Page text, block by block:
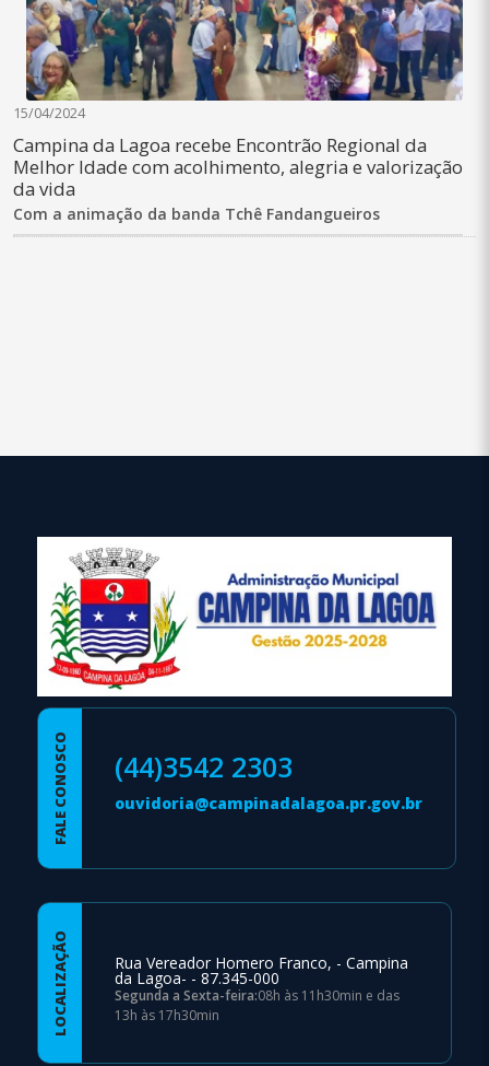
15/04/2024
Campina da Lagoa recebe Encontrão Regional da
Melhor Idade com acolhimento, alegria e valorização
da vida
Com a animação da banda Tchê Fandangueiros
FALE CONOSCO (44)3542 2303
ouvidoria@campinadalagoa.pr.gov.br
LOCALIZAÇÃO Rua Vereador Homero Franco, - Campina
da Lagoa- - 87.345-000
Segunda a Sexta-feira:08h às 11h30min e das
13h às 17h30min